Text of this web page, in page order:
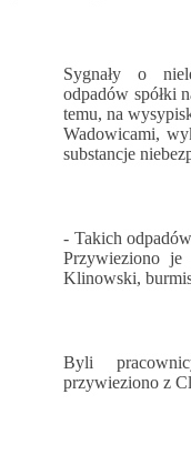
Sygnały o
odpadów spółki
temu, na
Wadowicami,
substancje
- Takich
Przywieziono je
Klinowski,
Byli
przywieziono z